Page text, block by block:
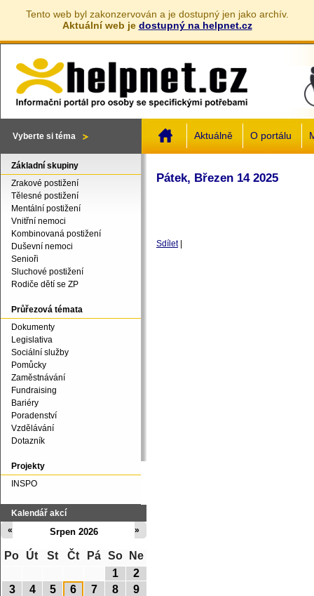
Tento web byl zakonzervován a je dostupný jen jako archív.
Aktuální web je dostupný na helpnet.cz
Vyberte si téma Aktuálně O portálu
Pátek, Březen 14 2025
Sdílet
Základní skupiny
Zrakové postižení
Tělesné postižení
Mentální postižení
Vnitřní nemoci
Kombinovaná postižení
Duševní nemoci
Senioři
Sluchové postižení
Rodiče dětí se ZP
Průřezová témata
Dokumenty
Legislativa
Sociální služby
Pomůcky
Zaměstnávání
Fundraising
Bariéry
Poradenství
Vzdělávání
Dotazník
Projekty
INSPO
Kalendář akcí
Srpen 2026
« »
Po Út St Čt Pá So
Ne
1
2
3
4 5 6 7 8
9